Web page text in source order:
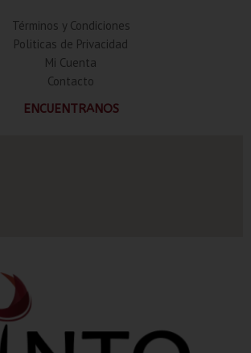
Términos y Condiciones
Politicas de Privacidad
Mi Cuenta
Contacto
ENCUENTRANOS